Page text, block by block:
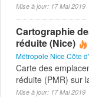
Mise à jour: 17 Mai 2019
Cartographie
réduite (Nice)
Métropole Nice Côte
Carte des
réduite (PMR) sur
Mise à jour: 17 Mai 2019